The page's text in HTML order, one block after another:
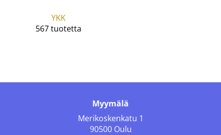
YKK
567 tuotetta
Myymälä
Merikoskenkatu 1
90500 Oulu